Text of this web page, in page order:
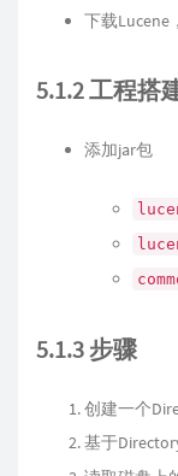
下载Lucene
5.1.2 工程搭
添加jar包
5.1.3 步骤
创建一个
基于